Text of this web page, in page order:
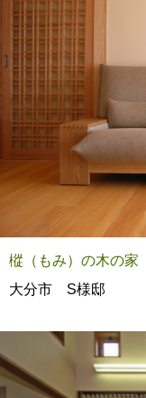
樅（もみ）の木の家
大分市 S様邸